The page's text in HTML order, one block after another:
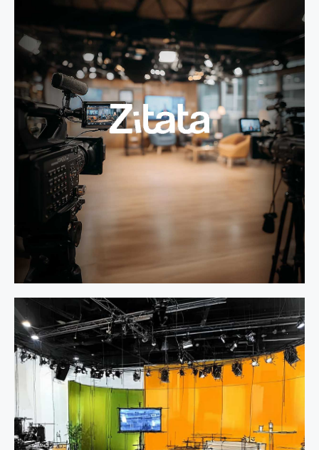
La
TV